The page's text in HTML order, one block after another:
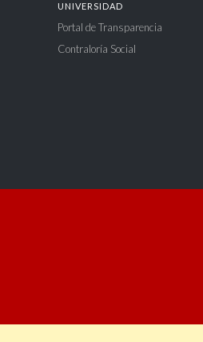
UNIVERSIDAD
Portal de Transparencia
Contraloría Social